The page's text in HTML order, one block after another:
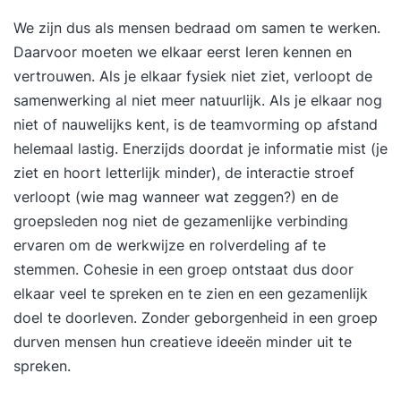
We zijn dus als mensen bedraad om samen te werken.
Daarvoor moeten we elkaar eerst leren kennen en
vertrouwen. Als je elkaar fysiek niet ziet, verloopt de
samenwerking al niet meer natuurlijk. Als je elkaar nog
niet of nauwelijks kent, is de teamvorming op afstand
helemaal lastig. Enerzijds doordat je informatie mist (je
ziet en hoort letterlijk minder), de interactie stroef
verloopt (wie mag wanneer wat zeggen?) en de
groepsleden nog niet de gezamenlijke verbinding
ervaren om de werkwijze en rolverdeling af te
stemmen. Cohesie in een groep ontstaat dus door
elkaar veel te spreken en te zien en een gezamenlijk
doel te doorleven. Zonder geborgenheid in een groep
durven mensen hun creatieve ideeën minder uit te
spreken.